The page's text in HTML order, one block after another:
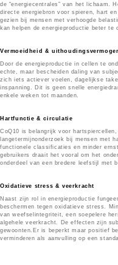
de “energiecentrales” van het lichaam.
directe energiebron voor spieren, hart
gezien bij mensen met verhoogde
kan helpen de energieproductie beter te
Vermoeidheid &
Door de energieproductie in cellen te
echte, maar bescheiden daling van
zich iets actiever voelen, dagelijkse
inspanning. Dit is geen snelle
enkele weken tot maanden.
Hartfunctie & circulatie
CoQ10 is belangrijk voor
langetermijnonderzoek bij mensen met
functionele classificaties en minder
gebruikers draait het vooral om het
onderdeel van een bredere leefstijl met
Oxidatieve stress & veerkracht
Naast zijn rol in energieproductie
beschermen tegen oxidatieve stress.
van weefselintegriteit, een soepelere
algehele veerkracht. De effecten zijn
gewoonten.Er is beperkt maar positief
verminderen als aanvulling op een